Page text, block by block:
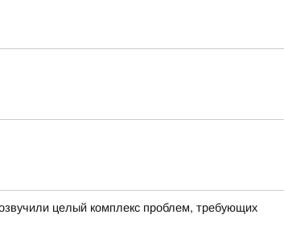
целый комплекс проблем, требующих